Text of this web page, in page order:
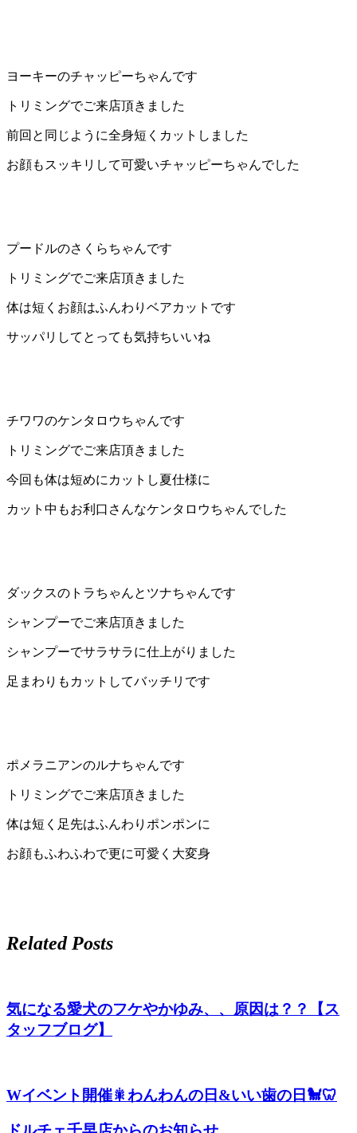
ト
ホ
テ
ヨーキーのチャッピーちゃんです
トリミングでご来店頂きました
前回と同じように全身短くカットしました
お顔もスッキリして可愛いチャッピーちゃんでした
プードルのさくらちゃんです
トリミングでご来店頂きました
体は短くお顔はふんわりベアカットです
サッパリしてとっても気持ちいいね
チワワのケンタロウちゃんです
トリミングでご来店頂きました
今回も体は短めにカットし夏仕様に
カット中もお利口さんなケンタロウちゃんでした
ダックスのトラちゃんとツナちゃんです
シャンプーでご来店頂きました
シャンプーでサラサラに仕上がりました
足まわりもカットしてバッチリです
ポメラニアンのルナちゃんです
トリミングでご来店頂きました
体は短く足先はふんわりポンポンに
お顔もふわふわで更に可愛く大変身
Related Posts
気になる愛犬のフケやかゆみ、、原因は？？【ス
タッフブログ】
Wイベント開催🎇わんわんの日&いい歯の日🐩🦷